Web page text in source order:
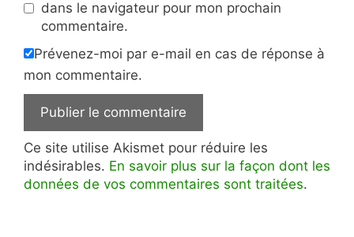
dans le navigateur pour mon prochain
commentaire.
Prévenez-moi par e-mail en cas de réponse à
mon commentaire.
Ce site utilise Akismet pour réduire les
indésirables. En savoir plus sur la façon dont les
données de vos commentaires sont traitées.